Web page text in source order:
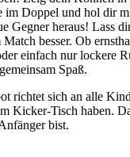
im Doppel und hol dir
Gegner heraus! Lass
besser. Ob
einfach nur lockere
Spaß.
richtet sich an alle
Kicker-Tisch haben.
bist.